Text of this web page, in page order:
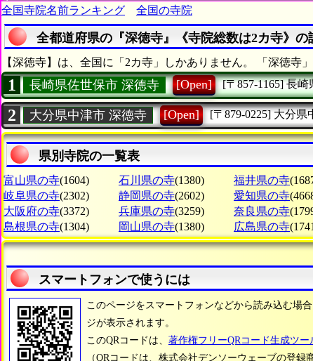
全国寺院名前ランキング 全国の寺院
全都道府県の『深徳寺』《寺院総数は2カ寺》の
【深徳寺】は、全国に「2カ寺」しかありません。 「深徳寺
1 長崎県佐世保市 深徳寺 [Open] [〒857-1165] 長崎
2 大分県中津市 深徳寺 [Open] [〒879-0225] 大分県
県別寺院の一覧表
富山県の寺(1604) 石川県の寺(1380) 福井県の寺
岐阜県の寺(2302) 静岡県の寺(2602) 愛知県の寺
大阪府の寺(3372) 兵庫県の寺(3259) 奈良県の寺
島根県の寺(1304) 岡山県の寺(1380) 広島県の寺
スマートフォンで使うには
このページをスマートフォンなどから読み込む場
ジが表示されます。
このQRコードは、 著作権フリーQRコード生成ツー
（QRコードは、株式会社デンソーウェーブの登録